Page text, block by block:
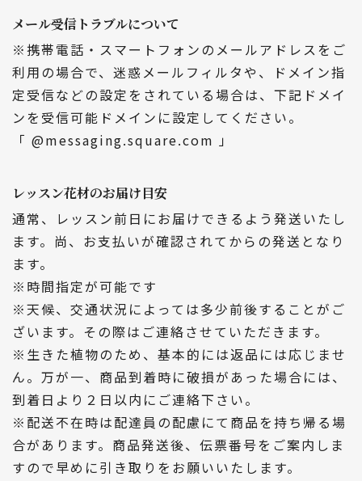
メール受信トラブルについて
※携帯電話・スマートフォンのメールアドレスをご
利用の場合で、迷惑メールフィルタや、ドメイン指
定受信などの設定をされている場合は、下記ドメイ
ンを受信可能ドメインに設定してください。
「 @messaging.square.com 」
レッスン花材のお届け目安
通常、レッスン前日にお届けできるよう発送いたし
ます。尚、お支払いが確認されてからの発送となり
ます。
※時間指定が可能です
※天候、交通状況によっては多少前後することがご
ざいます。その際はご連絡させていただきます。
※生きた植物のため、基本的には返品には応じませ
ん。万が一、商品到着時に破損があった場合には、
到着日より２日以内にご連絡下さい。
※配送不在時は配達員の配慮にて商品を持ち帰る場
合があります。商品発送後、伝票番号をご案内しま
すので早めに引き取りをお願いいたします。